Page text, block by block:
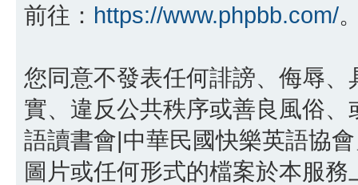
前往： https://www.phpbb.com/
您同意不發表任何誹謗、侮辱
實、違反公共秩序或善良風俗
語讀書會|中華民國快樂英語協
圖片或任何形式的檔案於本服